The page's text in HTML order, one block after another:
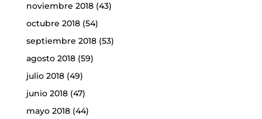
noviembre 2018(43)
octubre 2018(54)
septiembre 2018(53)
agosto 2018(59)
julio 2018(49)
junio 2018(47)
mayo 2018(44)